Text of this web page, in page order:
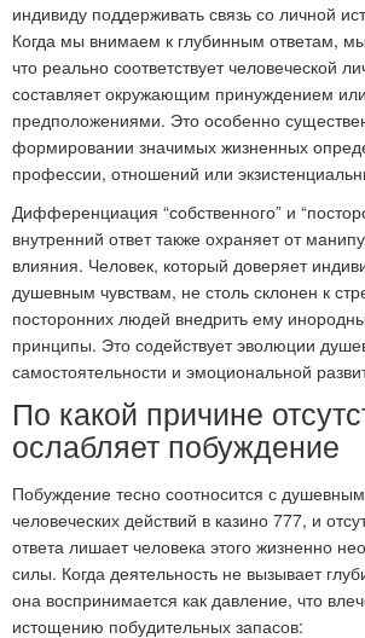
индивиду поддерживать связь со личной
Когда мы внимаем к глубинным ответам,
что реально соответствует человеческой
составляет окружающим принуждением
предположениями. Это особенно
формировании значимых жизненных
профессии, отношений или
Дифференциация “собственного” и
внутренний ответ также охраняет от
влияния. Человек, который доверяет
душевным чувствам, не столь склонен к
посторонних людей внедрить ему
принципы. Это содействует эволюции
самостоятельности и эмоциональной
По какой причине
ослабляет побуждение
Побуждение тесно соотносится с
человеческих действий в казино 777, и
ответа лишает человека этого жизненно
силы. Когда деятельность не вызывает
она воспринимается как давление, что
истощению побудительных запасов: